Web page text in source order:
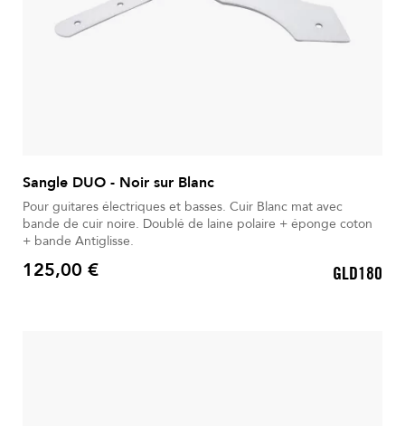
Sangle DUO - Noir sur Blanc
Pour guitares électriques et basses. Cuir Blanc mat avec
bande de cuir noire. Doublé de laine polaire + éponge coton
+ bande Antiglisse.
Prix
125,00 € GLD180